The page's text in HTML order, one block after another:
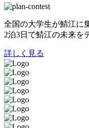
全国の大学生が鯖江に
2泊3日で鯖江の未来を
詳しく見る